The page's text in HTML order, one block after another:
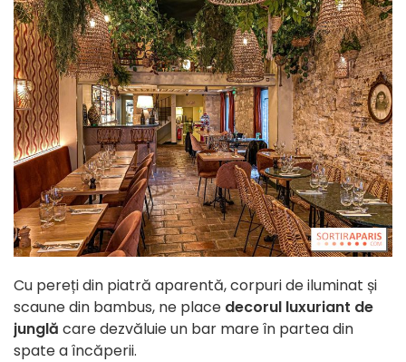
Cu pereți din piatră aparentă, corpuri de iluminat și
scaune din bambus, ne place decorul luxuriant de
junglă care dezvăluie un bar mare în partea din
spate a încăperii.